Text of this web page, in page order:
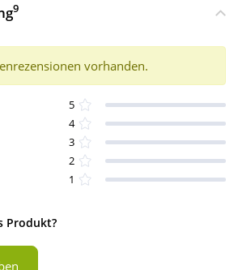
9
vorhanden.
5
4
3
2
1
Produkt?